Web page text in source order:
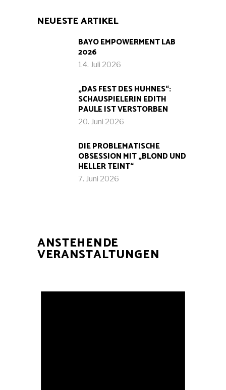
NEUESTE ARTIKEL
BAYO EMPOWERMENT LAB
2026
14. Juli 2026
„DAS FEST DES HUHNES“:
SCHAUSPIELERIN EDITH
PAULE IST VERSTORBEN
20. Juni 2026
DIE PROBLEMATISCHE
OBSESSION MIT „BLOND UND
HELLER TEINT“
7. Juni 2026
ANSTEHENDE
VERANSTALTUNGEN